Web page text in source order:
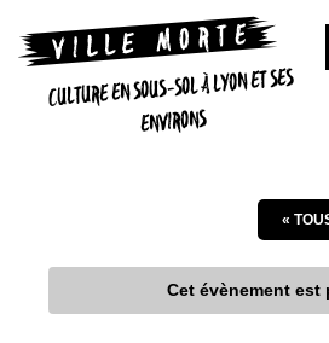
CULTURE EN SOUS-SOL À LYON ET SES
ENVIRONS
«
Cet évènement est